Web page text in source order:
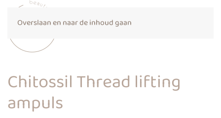
Overslaan en naar de inhoud gaan
Chitossil Thread lifting
ampuls